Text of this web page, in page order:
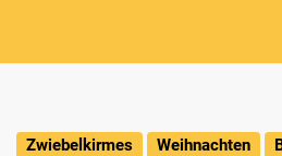
Zwiebelkirmes Weihnachten